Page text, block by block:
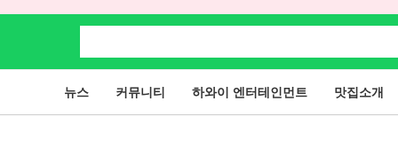
뉴스 커뮤니티 하와이 엔터테인먼트 맛집소개